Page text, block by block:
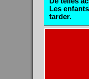
Les
tarder.